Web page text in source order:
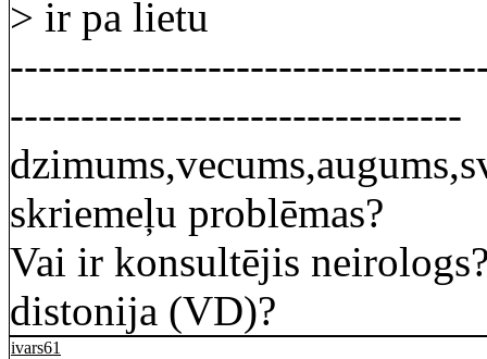
> ir pa lietu
--------------------------------
skriemeļu problēmas?
Vai ir konsultējis
distonija (VD)?
ivars61